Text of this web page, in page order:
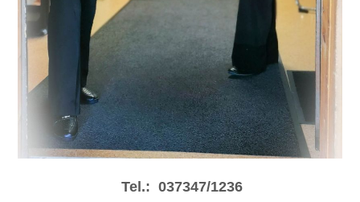
Tel.: 037347/1236